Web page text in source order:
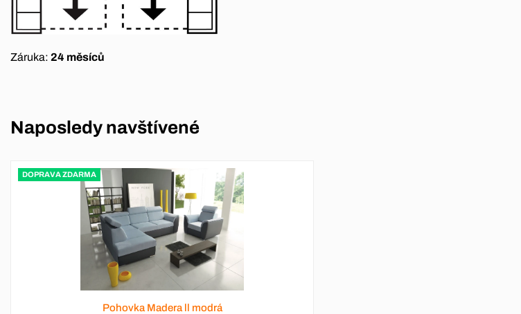
Záruka: 24 měsíců
Naposledy navštívené
DOPRAVA ZDARMA
Pohovka Madera ll modrá